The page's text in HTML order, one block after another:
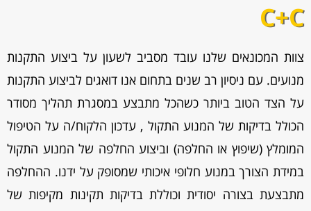
C+C
צוות המכונאים שלנו עובד מסביב לשעון על ביצוע התקנות
מנועים. עם ניסיון רב שנים בתחום אנו דואגים לביצוע התקנות
על הצד הטוב ביותר כשהכל מתבצע במסגרת תהליך מסודר
הכולל בדיקות של המנוע התקול , עדכון הלקוח/ה על הטיפול
המומלץ (שיפוץ או החלפה) וביצוע החלפה של המנוע התקול
במידת הצורך במנוע חלופי איכותי שמסופק על ידנו. ההחלפה
מתבצעת בצורה יסודית וכוללת בדיקות תקינות מקיפות של